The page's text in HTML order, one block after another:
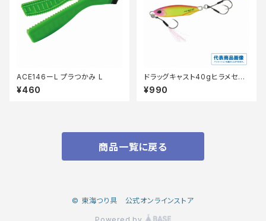
ACE146ーL プラつかみ L
¥460
ドラッグキャスト40gヒラメセレ
クション
¥990
商品一覧に戻る
© 東海つり具 公式オンラインストア